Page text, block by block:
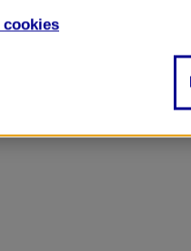
cookies